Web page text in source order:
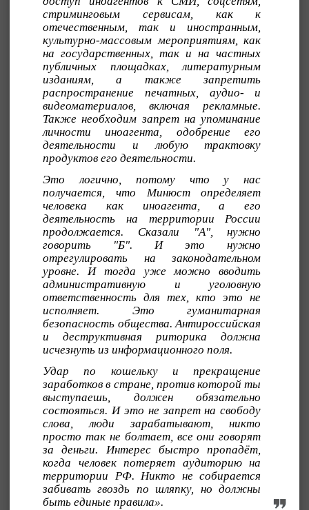
стриминговым сервисам, как к
отечественным, так и иностранным,
культурно-массовым мероприятиям, как
на государственных, так и на частных
публичных площадках, литературным
изданиям, а также запретить
распространение печатных, аудио- и
видеоматериалов, включая рекламные.
Также необходим запрет на упоминание
личности иноагента, одобрение его
деятельности и любую трактовку
продуктов его деятельности.
Это логично, потому что у нас
получается, что Минюст определяет
человека как иноагента, а его
деятельность на территории России
продолжается. Сказали "А", нужно
говорить "Б". И это нужно
отрегулировать на законодательном
уровне. И тогда уже можно вводить
административную и уголовную
ответственность для тех, кто это не
исполняет. Это гуманитарная
безопасность общества. Антироссийская
и деструктивная риторика должна
исчезнуть из информационного поля.
Удар по кошельку и прекращение
заработков в стране, против которой ты
выступаешь, должен обязательно
состояться. И это не запрет на свободу
слова, люди зарабатывают, никто
просто так не болтает, все они говорят
за деньги. Интерес быстро пропадёт,
когда человек потеряет аудиторию на
территории РФ. Никто не собирается
забивать гвоздь по шляпку, но должны
быть единые правила».